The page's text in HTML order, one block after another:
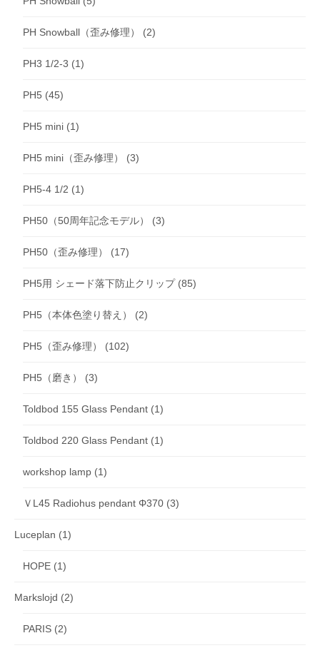
PH Snowball（歪み修理） (2)
PH3 1/2-3 (1)
PH5 (45)
PH5 mini (1)
PH5 mini（歪み修理） (3)
PH5-4 1/2 (1)
PH50（50周年記念モデル） (3)
PH50（歪み修理） (17)
PH5用 シェード落下防止クリップ(85)
PH5（本体色塗り替え） (2)
PH5（歪み修理） (102)
PH5（磨き） (3)
Toldbod 155 Glass Pendant (1)
Toldbod 220 Glass Pendant (1)
workshop lamp (1)
ＶL45 Radiohus pendant Φ370 (3)
Luceplan (1)
HOPE (1)
Markslojd (2)
PARIS (2)